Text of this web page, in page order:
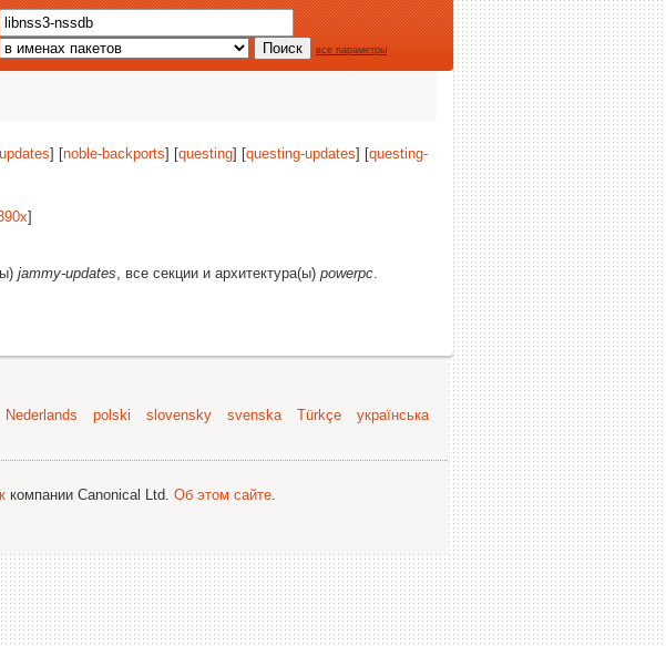
все параметры
] [noble-backports] [questing] [questing-updates] [questing-
]
jammy-updates, все секции и архитектура(ы) powerpc.
Nederlands polski slovensky svenska Türkçe
українська
компании Canonical Ltd. Об этом сайте.